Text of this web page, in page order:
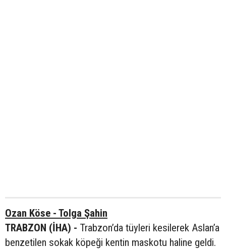
Ozan Köse - Tolga Şahin
TRABZON (İHA) - Trabzon’da tüyleri kesilerek Aslan’a
benzetilen sokak köpeği kentin maskotu haline geldi.